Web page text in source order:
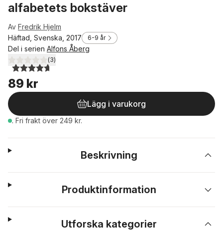
alfabetets bokstäver
Av Fredrik Hjelm
Häftad, Svenska, 2017
6-9 år
Del i serien Alfons Åberg
4,7utav 5 stjärnor. Totalt antal röster:
(3)
89 kr
Lägg i varukorg
. Fri frakt över 249 kr.
Beskrivning
Produktinformation
Utforska kategorier